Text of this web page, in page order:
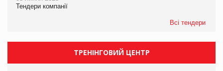
Тендери компанії
Всі тендери
ТРЕНІНГОВИЙ ЦЕНТР